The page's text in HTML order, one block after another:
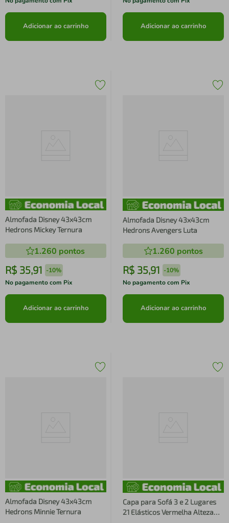
Adicionar ao carrinho Adicionar ao carrinho
Almofada Disney 43x43cm
Hedrons Mickey Ternura
1.260 pontos
R$ 35,91 -10%
No pagamento com Pix
Adicionar ao carrinho
Almofada Disney 43x43cm
Hedrons Avengers Luta
1.260 pontos
R$ 35,91 -10%
No pagamento com Pix
Adicionar ao carrinho
Almofada Disney 43x43cm
Hedrons Minnie Ternura
Capa para Sofá 3 e 2 Lugares
21 Elásticos Vermelha Alteza